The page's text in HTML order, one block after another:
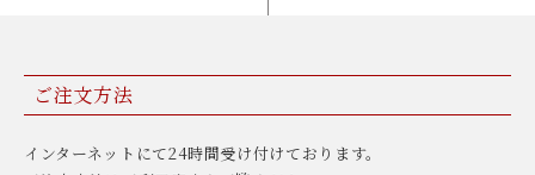
ご注文方法
インターネットにて24時間受け付けております。